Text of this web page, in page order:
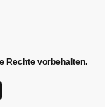
Rechte vorbehalten.